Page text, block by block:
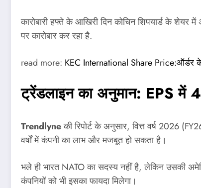
कारोबारी हफ्ते के आखिरी दिन कोचिन शिपयार्ड के
पर कारोबार कर रहा है.
read more: KEC International Share Price:ऑर्डर
ट्रेंडलाइन का अनुमान: EPS में
Trendlyneकी रिपोर्ट के अनुसार, वित्त वर्ष 2026
वर्षों में कंपनी का लाभ और मजबूत हो सकता है।
भले ही भारत NATO का सदस्य नहीं है, लेकिन उसकी
कंपनियों को भी इसका फायदा मिलेगा।